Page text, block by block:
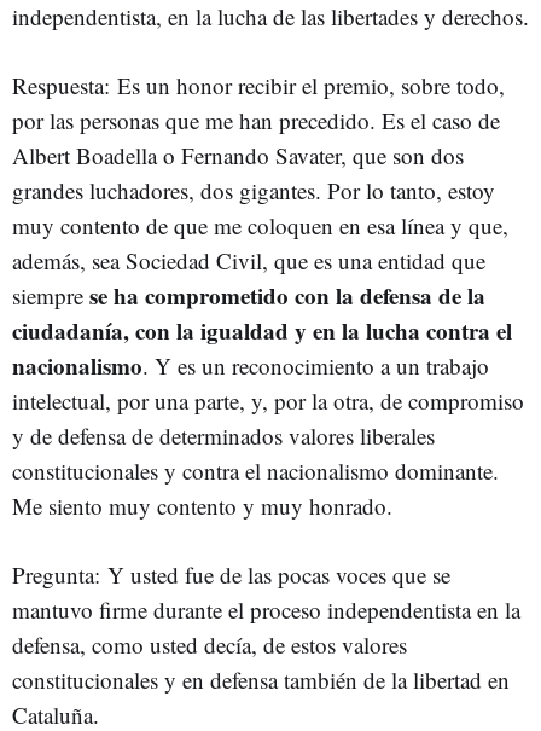
independentista, en la lucha de las libertades y derechos.
Respuesta: Es un honor recibir el premio, sobre todo,
por las personas que me han precedido. Es el caso de
Albert Boadella o Fernando Savater, que son dos
grandes luchadores, dos gigantes. Por lo tanto, estoy
muy contento de que me coloquen en esa línea y que,
además, sea Sociedad Civil, que es una entidad que
siempre se ha comprometido con la defensa de la
ciudadanía, con la igualdad y en la lucha contra el
nacionalismo. Y es un reconocimiento a un trabajo
intelectual, por una parte, y, por la otra, de compromiso
y de defensa de determinados valores liberales
constitucionales y contra el nacionalismo dominante.
Me siento muy contento y muy honrado.
Pregunta: Y usted fue de las pocas voces que se
mantuvo firme durante el proceso independentista en la
defensa, como usted decía, de estos valores
constitucionales y en defensa también de la libertad en
Cataluña.